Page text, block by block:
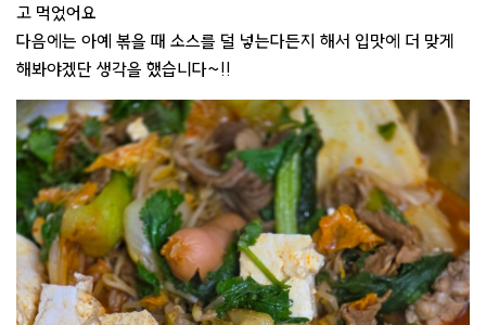
고 먹었어요
다음에는 아예 볶을 때 소스를 덜 넣는다든지 해서 입맛에 더 맞게
해봐야겠단 생각을 했습니다~!!